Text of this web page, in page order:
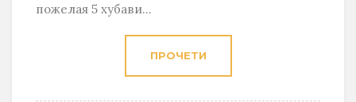
пожелая 5 хубави...
ПРОЧЕТИ